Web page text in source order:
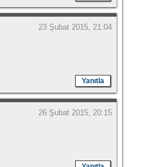
23 Şubat 2015, 21:04
Yanıtla
26 Şubat 2015, 20:15